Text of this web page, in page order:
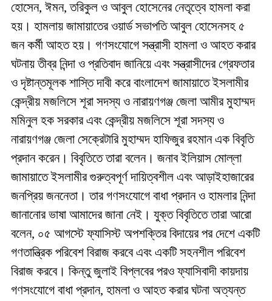
হোসেন, ঈমন, তরিকুল ও আবুল হোসেনের নেতৃত্বে হামলা করা
হয়। হামলায় জামায়াতের ওয়ার্ড সভাপতি আবুল হোসেনসহ ৫
জন কর্মী আহত হয়। গণসংযোগে সন্ত্রাসী হামলা ও আহত করার
ঘটনায় তীব্র নিন্দা ও প্রতিবাদ জানিয়ে এবং সন্ত্রাসীদের গ্রেফতার
ও দৃষ্টান্তমূলক শাস্তি দাবী করে বাংলাদেশ জামায়াতে ইসলামীর
কেন্দ্রীয় মজলিসে শূরা সদস্য ও নারায়ণগঞ্জ জেলা আমীর মুহাম্মদ
মমিনুল হক সরকার এবং কেন্দ্রীয় মজলিসে শূরা সদস্য ও
নারায়ণগঞ্জ জেলা সেক্রেটারি মুহাম্মদ হাফিজুর রহমান এক বিবৃতি
প্রদান করেন। বিবৃতিতে তারা বলেন। জনাব ইলিয়াস মোল্লা
জামায়াতে ইসলামীর গুরুত্বপূর্ণ দায়িত্বশীল এবং আড়াইহাজারের
জনপ্রিয় জননেতা। তার গণসংযোগে বাধা প্রদান ও হামলার নিন্দা
জানানোর ভাষা আমাদের জানা নেই। যুক্ত বিবৃতিতে তারা আরো
বলেন, ০৫ আগস্টে ফ্যাসিস্ট অপশক্তির বিদায়ের পর দেশে একটি
গণতান্ত্রিক পরিবেশ বিরাজ করবে এবং একটি সহনশীল পরিবেশ
বিরাজ করবে। কিন্তু জুলাই বিপ্লবের পরও ফ্যাসিবাদী কায়দায়
গণসংযোগে বাধা প্রদান, হামলা ও আহত করার ঘটনা অত্যন্ত